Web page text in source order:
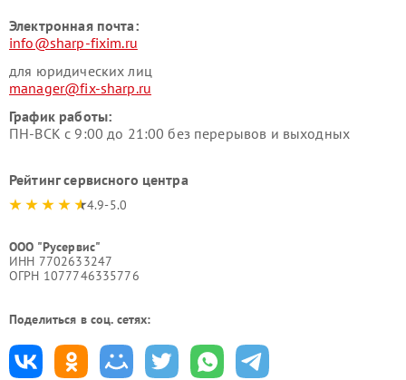
Электронная почта:
info@sharp-fixim.ru
для юридических лиц
manager@fix-sharp.ru
График работы:
ПН-ВСК с 9:00 до 21:00 без перерывов и выходных
Рейтинг сервисного центра
4.9-5.0
ООО "Русервис"
ИНН 7702633247
ОГРН 1077746335776
Поделиться в соц. сетях: